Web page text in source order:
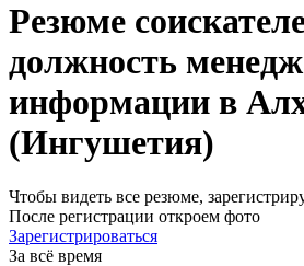
Резюме
должность
информации в
(Ингушетия)
Чтобы видеть все резюме,
После регистрации откроем фото
Зарегистрироваться
За всё время